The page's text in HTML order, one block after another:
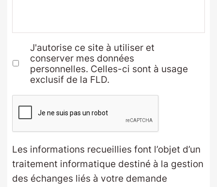
J'autorise ce site à utiliser et
conserver mes données
personnelles. Celles-ci sont à usage
exclusif de la FLD.
Les informations recueillies font l’objet d’un
traitement informatique destiné à la gestion
des échanges liés à votre demande